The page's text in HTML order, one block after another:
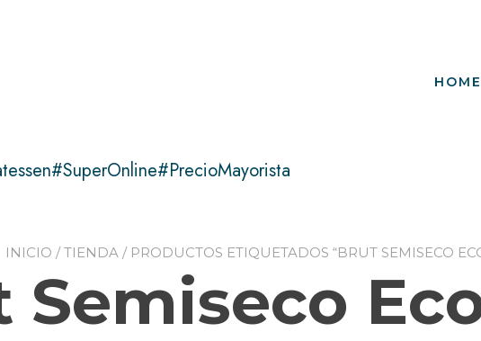
HOME
INICIO /TIENDA/ PRODUCTOS ETIQUETADOS “BRUT SEMISECO
Semiseco